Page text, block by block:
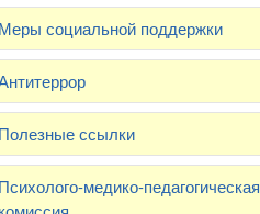
социальной поддержки
ссылки
медико-педагогическая